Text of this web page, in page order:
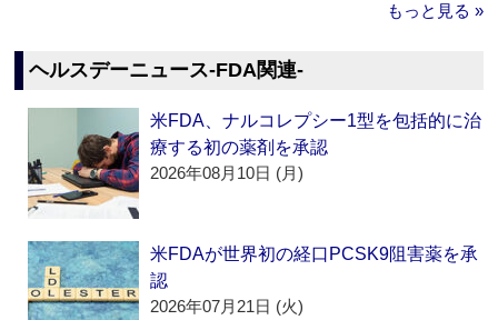
もっと見る »
ヘルスデーニュース‐FDA関連‐
米FDA、ナルコレプシー1型を包括的に治
療する初の薬剤を承認
2026年08月10日 (月)
米FDAが世界初の経口PCSK9阻害薬を承
認
2026年07月21日 (火)